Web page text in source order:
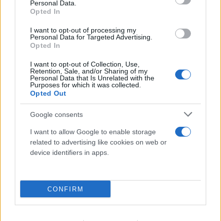
Personal Data.
Opted In
I want to opt-out of processing my
Personal Data for Targeted Advertising.
Opted In
I want to opt-out of Collection, Use,
Retention, Sale, and/or Sharing of my
Personal Data that Is Unrelated with the
Purposes for which it was collected.
Opted Out
Google consents
I want to allow Google to enable storage
related to advertising like cookies on web or
device identifiers in apps.
CONFIRM
Έγκλημα στην Κυψέλη: Οι... περιπέτειες του
26χρονου, ο γάμος, η ξαφνική αλλαγή και η
μοιραία νύχτα
08.08.2026